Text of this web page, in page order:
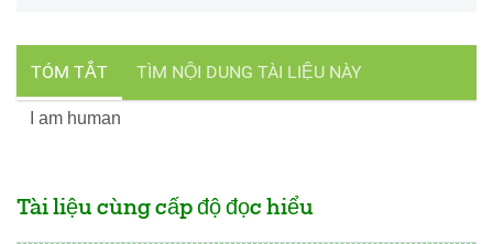
TÓM TẮT TÌM NỘI DUNG TÀI LIỆU NÀY
I am human
Tài liệu cùng cấp độ đọc hiểu